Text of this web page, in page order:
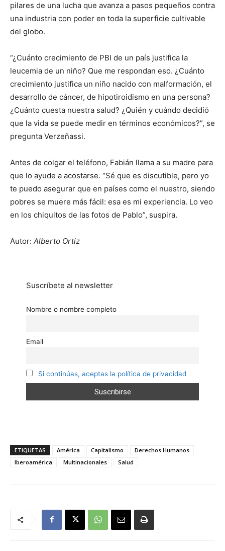
pilares de una lucha que avanza a pasos pequeños contra
una industria con poder en toda la superficie cultivable
del globo.
“¿Cuánto crecimiento de PBI de un país justifica la
leucemia de un niño? Que me respondan eso. ¿Cuánto
crecimiento justifica un niño nacido con malformación, el
desarrollo de cáncer, de hipotiroidismo en una persona?
¿Cuánto cuesta nuestra salud? ¿Quién y cuándo decidió
que la vida se puede medir en términos económicos?”, se
pregunta Verzeñassi.
Antes de colgar el teléfono, Fabián llama a su madre para
que lo ayude a acostarse. “Sé que es discutible, pero yo
te puedo asegurar que en países como el nuestro, siendo
pobres se muere más fácil: esa es mi experiencia. Lo veo
en los chiquitos de las fotos de Pablo”, suspira.
Autor: Alberto Ortiz
Suscríbete al newsletter
Nombre o nombre completo
Email
Si continúas, aceptas la política de privacidad
ETIQUETAS América Capitalismo
Derechos Humanos
Iberoamérica
Multinacionales Salud